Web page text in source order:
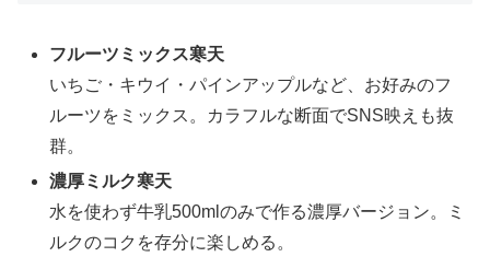
フルーツミックス寒天
いちご・キウイ・パインアップルなど、お好みのフ
ルーツをミックス。カラフルな断面でSNS映えも抜
群。
濃厚ミルク寒天
水を使わず牛乳500mlのみで作る濃厚バージョン。ミ
ルクのコクを存分に楽しめる。